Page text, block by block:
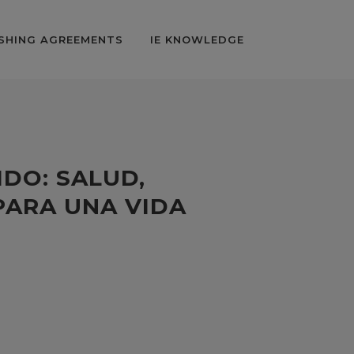
AGREEMENTS IE KNOWLEDGE
SALUD,
UNA VIDA